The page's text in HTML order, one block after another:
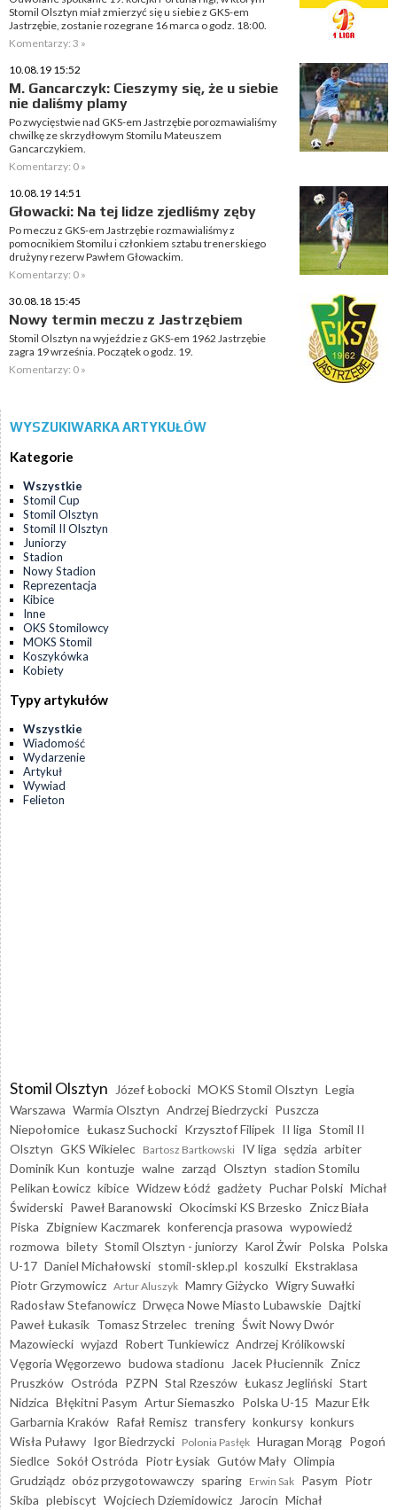
Stomil Olsztyn miał zmierzyć się u siebie z GKS-em
Jastrzębie, zostanie rozegrane 16 marca o godz. 18:00.
Komentarzy: 3 »
10.08.19 15:52
M. Gancarczyk: Cieszymy się, że u siebie
nie daliśmy plamy
Po zwycięstwie nad GKS-em Jastrzębie porozmawialiśmy
chwilkę ze skrzydłowym Stomilu Mateuszem
Gancarczykiem.
Komentarzy: 0 »
10.08.19 14:51
Głowacki: Na tej lidze zjedliśmy zęby
Po meczu z GKS-em Jastrzębie rozmawialiśmy z
pomocnikiem Stomilu i członkiem sztabu trenerskiego
drużyny rezerw Pawłem Głowackim.
Komentarzy: 0 »
30.08.18 15:45
Nowy termin meczu z Jastrzębiem
Stomil Olsztyn na wyjeździe z GKS-em 1962 Jastrzębie
zagra 19 września. Początek o godz. 19.
Komentarzy: 0 »
WYSZUKIWARKA ARTYKUŁÓW
Kategorie
Wszystkie
Stomil Cup
Stomil Olsztyn
Stomil II Olsztyn
Juniorzy
Stadion
Nowy Stadion
Reprezentacja
Kibice
Inne
OKS Stomilowcy
MOKS Stomil
Koszykówka
Kobiety
Typy artykułów
Wszystkie
Wiadomość
Wydarzenie
Artykuł
Wywiad
Felieton
Stomil Olsztyn Józef Łobocki MOKS Stomil Olsztyn Legia
Warszawa Warmia Olsztyn Andrzej Biedrzycki Puszcza
Niepołomice Łukasz Suchocki Krzysztof Filipek II liga Stomil II
Olsztyn GKS Wikielec Bartosz Bartkowski IV liga sędzia arbiter
Dominik Kun kontuzje walne zarząd Olsztyn stadion Stomilu
Pelikan Łowicz kibice Widzew Łódź gadżety Puchar Polski Michał
Świderski Paweł Baranowski Okocimski KS Brzesko Znicz Biała
Piska Zbigniew Kaczmarek konferencja prasowa wypowiedź
rozmowa bilety Stomil Olsztyn - juniorzy Karol Żwir Polska Polska
U-17 Daniel Michałowski stomil-sklep.pl koszulki Ekstraklasa
Piotr Grzymowicz Artur Aluszyk Mamry Giżycko Wigry Suwałki
Radosław Stefanowicz Drwęca Nowe Miasto Lubawskie Dajtki
Paweł Łukasik Tomasz Strzelec trening Świt Nowy Dwór
Mazowiecki wyjazd Robert Tunkiewicz Andrzej Królikowski
Vęgoria Węgorzewo budowa stadionu Jacek Płuciennik Znicz
Pruszków Ostróda PZPN Stal Rzeszów Łukasz Jegliński Start
Nidzica Błękitni Pasym Artur Siemaszko Polska U-15 Mazur Ełk
Garbarnia Kraków Rafał Remisz transfery konkursy konkurs
Wisła Puławy Igor Biedrzycki Polonia Pasłęk Huragan Morąg Pogoń
Siedlce Sokół Ostróda Piotr Łysiak Gutów Mały Olimpia
Grudziądz obóz przygotowawczy sparing Erwin Sak Pasym Piotr
Skiba plebiscyt Wojciech Dziemidowicz Jarocin Michał